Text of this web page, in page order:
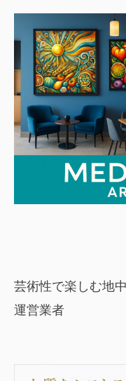
芸術性で楽しむ地
運営業者